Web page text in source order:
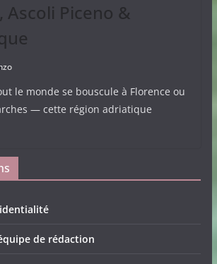
Ascoli Piceno &
le monde se bouscule à Florence ou
— cette région adriatique
de rédaction